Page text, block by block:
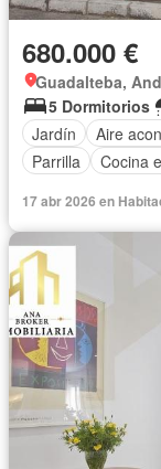
680.000 €
Guadalteba,
5 Dormitorios
Jardín
Aire
Parrilla
Cocina
17 abr 2026 en